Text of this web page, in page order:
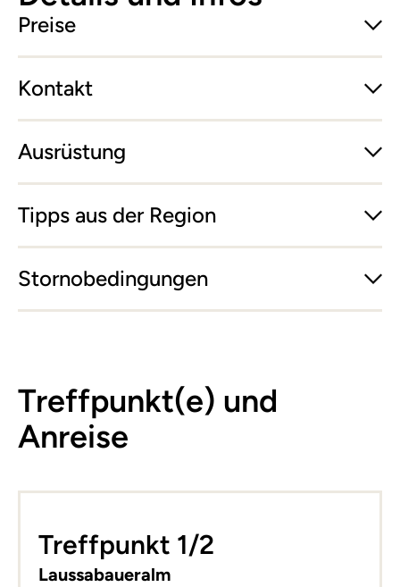
Preise
Kontakt
Ausrüstung
Tipps aus der Region
Stornobedingungen
Treffpunkt(e) und
Anreise
−
Treffpunkt 1/2
Laussabaueralm